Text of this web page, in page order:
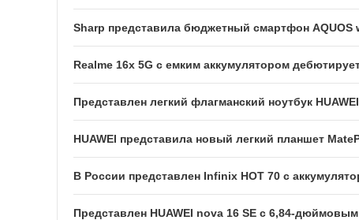
Sharp представила бюджетный смартфон
Realme 16x 5G с емким аккумулятором
Представлен легкий флагманский ноутбук
HUAWEI представила новый легкий планшет
В России представлен Infinix HOT 70 с
Представлен HUAWEI nova 16 SE с 6,84-